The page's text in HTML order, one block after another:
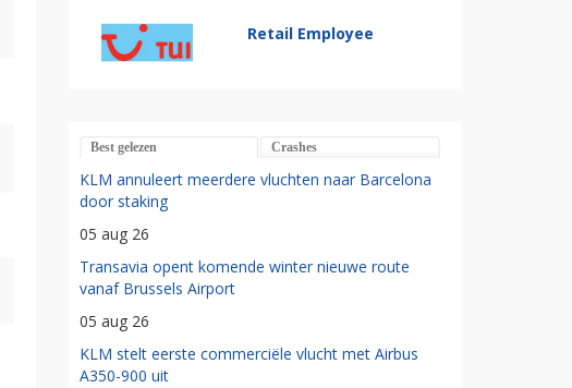
Retail Employee
Best gelezen Crashes
KLM annuleert meerdere vluchten naar Barcelona
door staking
05 aug 26
Transavia opent komende winter nieuwe route
vanaf Brussels Airport
05 aug 26
KLM stelt eerste commerciële vlucht met Airbus
A350-900 uit